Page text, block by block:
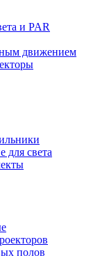
и PAR
движением
для света
полов